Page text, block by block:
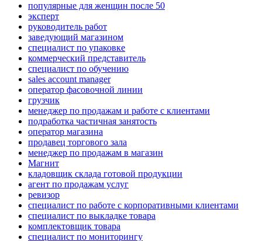
популярные для женщин после 50
эксперт
руководитель работ
заведующий магазином
специалист по упаковке
коммерческий представитель
специалист по обучению
sales account manager
оператор фасовочной линии
грузчик
менеджер по продажам и работе с клиентами
подработка частичная занятость
оператор магазина
продавец торгового зала
менеджер по продажам в магазин
Магнит
кладовщик склада готовой продукции
агент по продажам услуг
ревизор
специалист по работе с корпоративными клиентами
специалист по выкладке товара
комплектовщик товара
специалист по мониторингу